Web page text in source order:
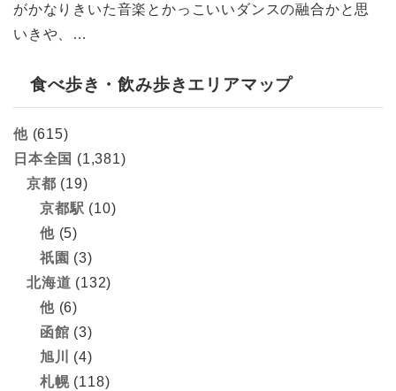
がかなりきいた音楽とかっこいいダンスの融合かと思
いきや、…
食べ歩き・飲み歩きエリアマップ
他(615)
日本全国 (1,381)
京都 (19)
京都駅 (10)
他(5)
祇園 (3)
北海道 (132)
他(6)
函館 (3)
旭川
(4)
札幌(118)